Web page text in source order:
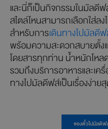
และนี่ก็เป็นกิจกรรมในมัลดี
สไตล์ไหนสามารถเลือกใส่ล
สำหรับการเดินทางไปมัลดี
พร้อมความสะดวกสบายตั้ง
โดยสารทุกท่าน น้ำหนักโหล
รวมถึงบริการอาหารและเค
ทางไปมัลดีฟส์เป็นเรื่องง่าย
จองตั๋วไปมัลดีฟ